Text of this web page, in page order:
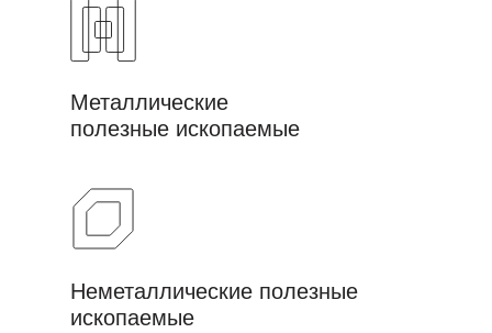
Металлические
полезные ископаемые
Неметаллические полезные
ископаемые